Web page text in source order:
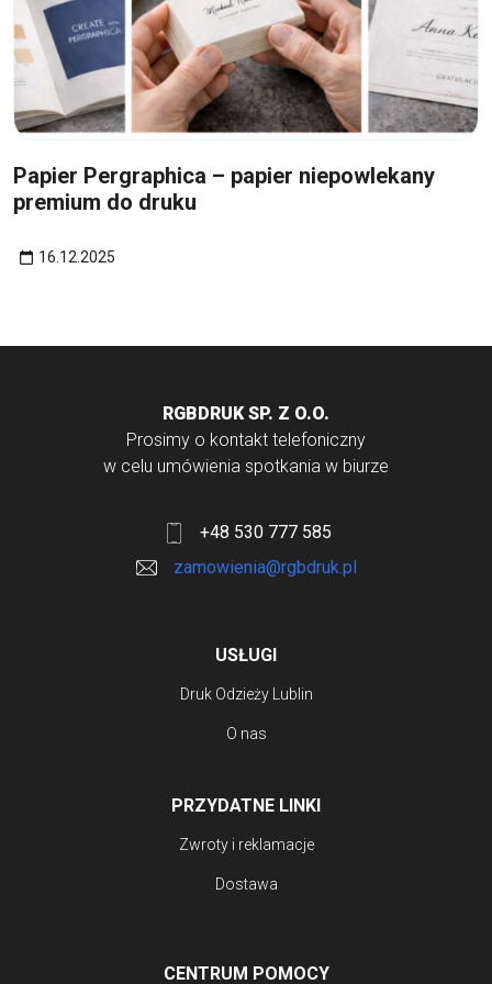
Papier Pergraphica – papier niepowlekany
premium do druku
16.12.2025
RGBDRUK SP. Z O.O.
Prosimy o kontakt telefoniczny
w celu umówienia spotkania w biurze
+48 530 777 585
zamowienia@rgbdruk.pl
USŁUGI
Druk Odzieży Lublin
O nas
PRZYDATNE LINKI
Zwroty i reklamacje
Dostawa
CENTRUM POMOCY